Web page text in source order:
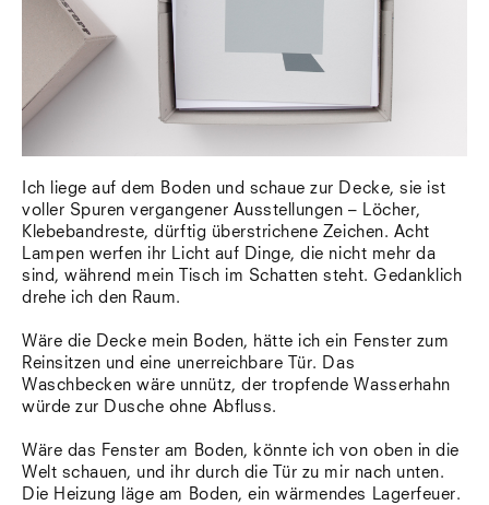
Ich liege auf dem Boden und schaue zur Decke, sie ist
voller Spuren vergangener Ausstellungen – Löcher,
Klebebandreste, dürftig überstrichene Zeichen. Acht
Lampen werfen ihr Licht auf Dinge, die nicht mehr da
sind, während mein Tisch im Schatten steht. Gedanklich
drehe ich den Raum.
Wäre die Decke mein Boden, hätte ich ein Fenster zum
Reinsitzen und eine unerreichbare Tür. Das
Waschbecken wäre unnütz, der tropfende Wasserhahn
würde zur Dusche ohne Abfluss.
Wäre das Fenster am Boden, könnte ich von oben in die
Welt schauen, und ihr durch die Tür zu mir nach unten.
Die Heizung läge am Boden, ein wärmendes Lagerfeuer.